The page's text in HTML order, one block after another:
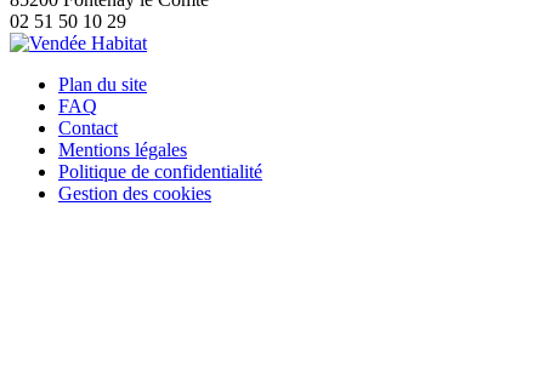
02 51 50 10 29
Plan du site
FAQ
Contact
Mentions légales
Politique de confidentialité
Gestion des cookies